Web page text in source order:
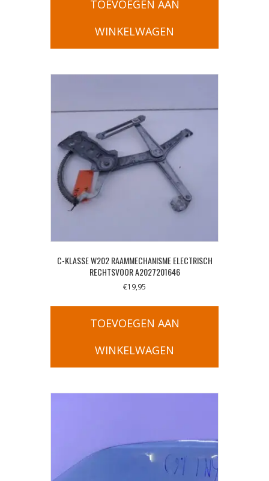
TOEVOEGEN AAN
WINKELWAGEN
C-KLASSE W202 RAAMMECHANISME ELECTRISCH
RECHTSVOOR A2027201646
€19,95
TOEVOEGEN AAN
WINKELWAGEN